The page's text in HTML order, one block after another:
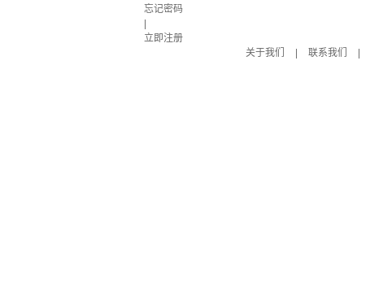
忘记密码
立即注册
关于我们
联系我们